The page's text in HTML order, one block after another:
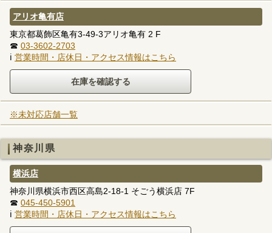
アリオ亀有店
東京都葛飾区亀有3-49-3アリオ亀有 2 F
☎ 03-3602-2703
ℹ 営業時間・店休日・アクセス情報はこちら
※未対応店舗一覧
神奈川県
横浜店
神奈川県横浜市西区高島2-18-1 そごう横浜店 7F
☎ 045-450-5901
ℹ 営業時間・店休日・アクセス情報はこちら